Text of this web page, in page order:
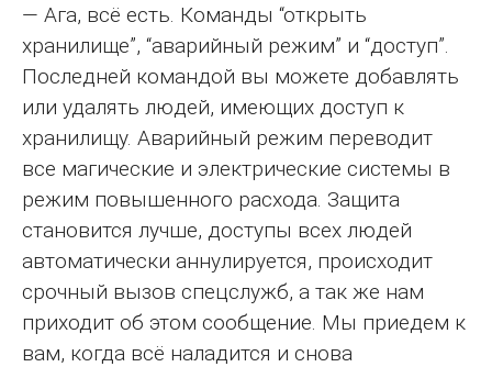
— Ага, всё есть. Команды “открыть
хранилище”, “аварийный режим” и “доступ”.
Последней командой вы можете добавлять
или удалять людей, имеющих доступ к
хранилищу. Аварийный режим переводит
все магические и электрические системы в
режим повышенного расхода. Защита
становится лучше, доступы всех людей
автоматически аннулируется, происходит
срочный вызов спецслужб, а так же нам
приходит об этом сообщение. Мы приедем к
вам, когда всё наладится и снова